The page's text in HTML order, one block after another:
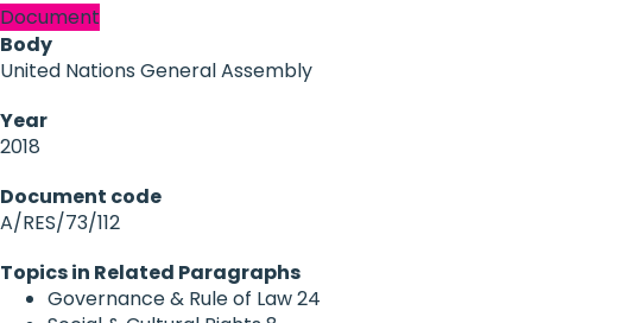
Document
Body
United Nations General Assembly
Year
2018
Document code
A/RES/73/112
Topics in Related Paragraphs
Governance & Rule of Law24